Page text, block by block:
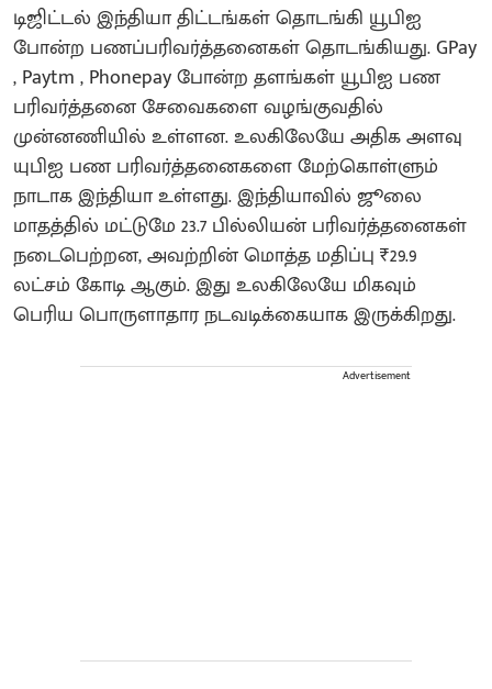
டிஜிட்டல் இந்தியா திட்டங்கள் தொடங்கி யூபிஐ
போன்ற பணப்பரிவர்த்தனைகள் தொடங்கியது. GPay
, Paytm , Phonepay போன்ற தளங்கள் யூபிஐ பண
பரிவர்த்தனை சேவைகளை வழங்குவதில்
முன்னணியில் உள்ளன. உலகிலேயே அதிக அளவு
யுபிஐ பண பரிவர்த்தனைகளை மேற்கொள்ளும்
நாடாக இந்தியா உள்ளது. இந்தியாவில் ஜூலை
மாதத்தில் மட்டுமே 23.7 பில்லியன் பரிவர்த்தனைகள்
நடைபெற்றன, அவற்றின் மொத்த மதிப்பு ₹29.9
லட்சம் கோடி ஆகும். இது உலகிலேயே மிகவும்
பெரிய பொருளாதார நடவடிக்கையாக இருக்கிறது.
Advertisement